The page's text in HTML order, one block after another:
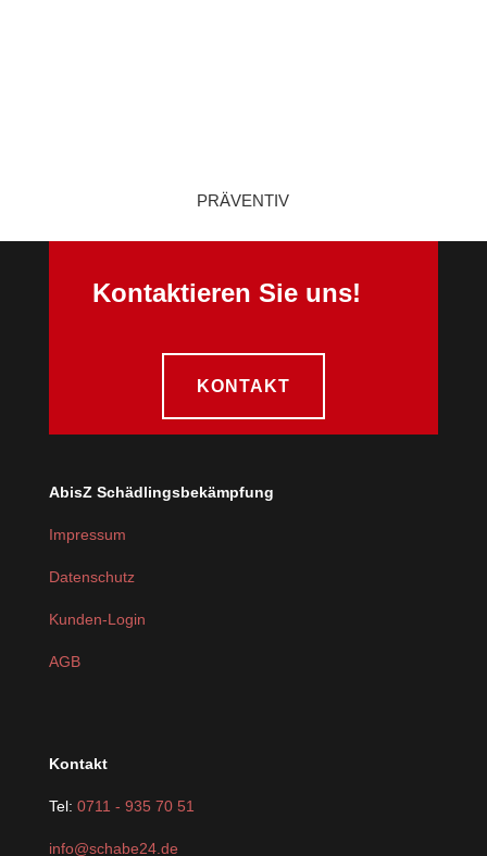
präventiv
Kontaktieren Sie uns!
KONTAKT
AbisZ Schädlingsbekämpfung
Impressum
Datenschutz
Kunden-Login
AGB
Kontakt
Tel: 0711 - 935 70 51
info@schabe24.de